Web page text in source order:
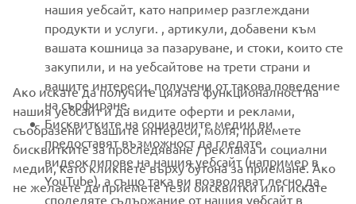
НОВИНАРСКИ БЮЛЕТИН
Бъдете първите, които ще научат за най-новите оферти,
специални събития, нови модели и много други
АБОНИРАНЕ
Прочетете нашата Политика за поверителност, за да научите
нашия уебсайт, като например разглеждани
продукти и услуги. , артикули, добавени към
вашата кошница за пазаруване, и стоки, които сте
закупили, и на уебсайтове на трети страни и
вашите интереси, получени от такова поведение
на сърфиране.
Бисквитките на социалните медии ви
предоставят възможност да гледате
видеоклипове на нашия уебсайт (например в
YouTube), а също така ви позволяват лесно да
споделяте съдържание от нашия уебсайт в
Ако искате да получите цялата функционалност на
нашия уебсайт и да видите оферти и реклами,
съобразени с вашите интереси, моля, приемете
бисквитките за проследяване / реклама и социални
медии, като кликнете върху бутона за приемане. Ако
не желаете да приемете тези бисквитки или искате